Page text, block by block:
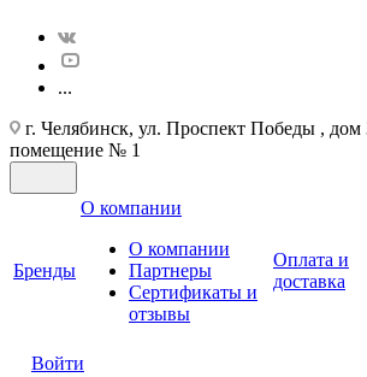
...
г. Челябинск, ул. Проспект Победы ,
помещение № 1
Бренды
О компании
О компании
Партнеры
Cертификаты и
отзывы
Оплата и
доставка
Войти